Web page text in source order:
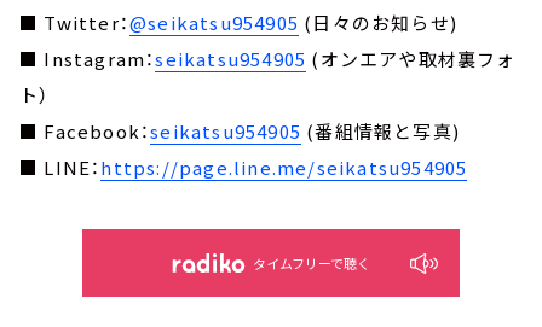
■ Twitter：@seikatsu954905 (日々のお知らせ)
■ Instagram：seikatsu954905 (オンエアや取材裏フォ
ト）
■ Facebook：seikatsu954905 (番組情報と写真)
■ LINE：https://page.line.me/seikatsu954905
タイムフリーで聴く